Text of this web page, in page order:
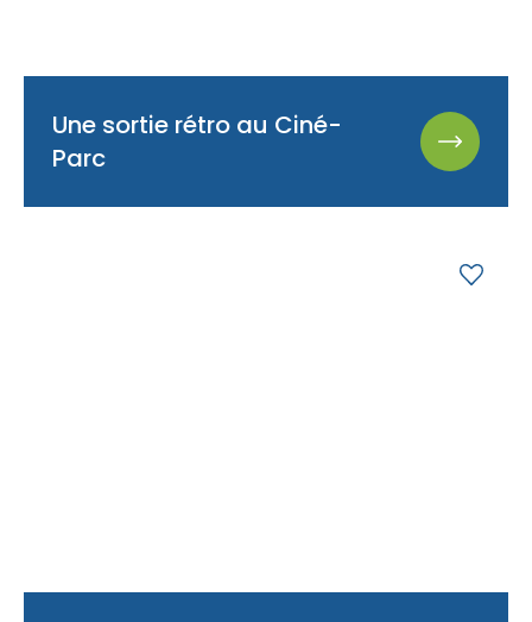
Une sortie rétro au Ciné-
Parc